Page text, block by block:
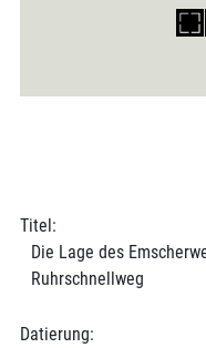
Titel:
Die Lage des
Ruhrschnellweg
Datierung: